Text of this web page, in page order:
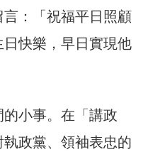
：「祝福平日照顧
快樂，早日實現他
小事。在「講政
政黨、領袖表忠的